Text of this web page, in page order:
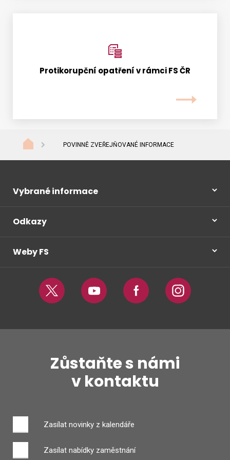
Protikorupční opatření v rámci FS ČR
POVINNĚ ZVEŘEJŇOVANÉ INFORMACE
Vybrané informace
Odkazy
Weby FS
Twitter Youtube Facebook Instagram
Zůstaňte s námi
v kontaktu
Zasílat novinky z kalendáře
Zasílat nabídky zaměstnání